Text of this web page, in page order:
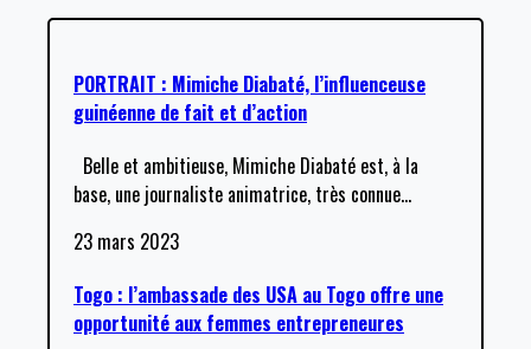
PORTRAIT : Mimiche Diabaté, l’influenceuse
guinéenne de fait et d’action
Belle et ambitieuse, Mimiche Diabaté est, à la
base, une journaliste animatrice, très connue…
23 mars 2023
Togo : l’ambassade des USA au Togo offre une
opportunité aux femmes entrepreneures